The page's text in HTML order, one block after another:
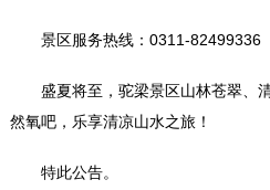
景区服务热线：0311-82499336
盛夏将至，驼梁景区山林苍翠、
然氧吧，乐享清凉山水之旅！
特此公告。